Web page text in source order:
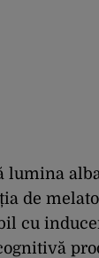
lumina
de
cu